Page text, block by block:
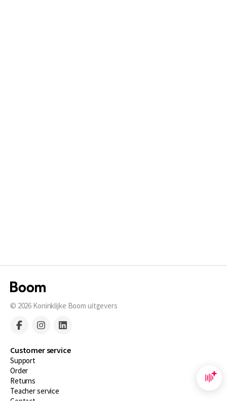
© 2026 Koninklijke Boom uitgevers
Customer service
Support
Order
Returns
Teacher service
Contact